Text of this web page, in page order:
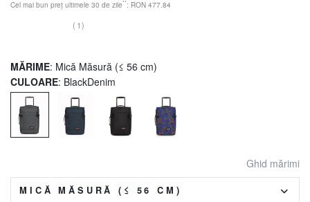
Cel mai bun preț ultimele 30 de zile**: RON 477.84
(1)
MĂRIME: Mică Măsură (≤ 56 cm)
CULOARE: BlackDenim
Ghid mărimi
MICĂ MĂSURĂ (≤ 56 CM)